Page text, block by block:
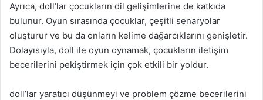
Ayrıca, doll’lar çocukların dil gelişimlerine de katkıda
bulunur. Oyun sırasında çocuklar, çeşitli senaryolar
oluşturur ve bu da onların kelime dağarcıklarını genişletir.
Dolayısıyla, doll ile oyun oynamak, çocukların iletişim
becerilerini pekiştirmek için çok etkili bir yoldur.
doll’lar yaratıcı düşünmeyi ve problem çözme becerilerini